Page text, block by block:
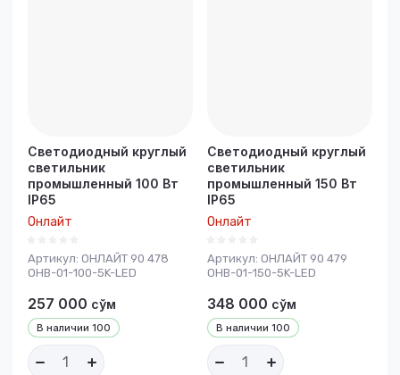
Светодиодный круглый
светильник
промышленный 100 Вт
IP65
Онлайт
Артикул: ОНЛАЙТ 90 478
OHB-01-100-5K-LED
В наличии 100
257 000 сўм
Светодиодный круглый
светильник
промышленный 150 Вт
IP65
Онлайт
Артикул: ОНЛАЙТ 90 479
OHB-01-150-5K-LED
В наличии 100
348 000 сўм